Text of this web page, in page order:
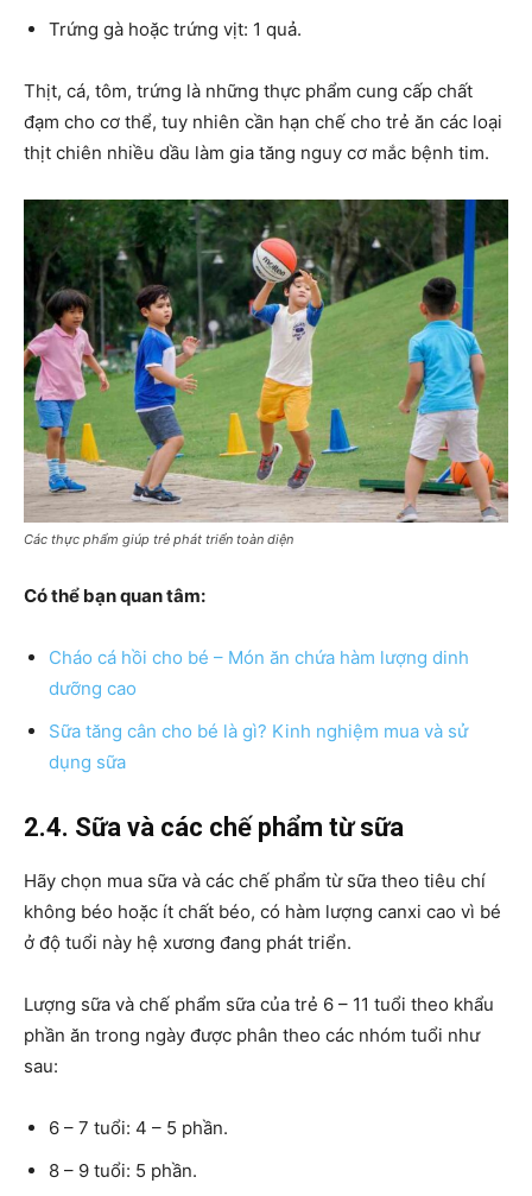
Trứng gà hoặc trứng vịt: 1 quả.
Thịt, cá, tôm, trứng là những thực phẩm cung cấp chất
đạm cho cơ thể, tuy nhiên cần hạn chế cho trẻ ăn các loại
thịt chiên nhiều dầu làm gia tăng nguy cơ mắc bệnh tim.
Các thực phẩm giúp trẻ phát triển toàn diện
Có thể bạn quan tâm:
Cháo cá hồi cho bé – Món ăn chứa hàm lượng dinh
dưỡng cao
Sữa tăng cân cho bé là gì? Kinh nghiệm mua và sử
dụng sữa
2.4. Sữa và các chế phẩm từ sữa
Hãy chọn mua sữa và các chế phẩm từ sữa theo tiêu chí
không béo hoặc ít chất béo, có hàm lượng canxi cao vì bé
ở độ tuổi này hệ xương đang phát triển.
Lượng sữa và chế phẩm sữa của trẻ 6 – 11 tuổi theo khẩu
phần ăn trong ngày được phân theo các nhóm tuổi như
sau:
6 – 7 tuổi: 4 – 5 phần.
8 – 9 tuổi: 5 phần.